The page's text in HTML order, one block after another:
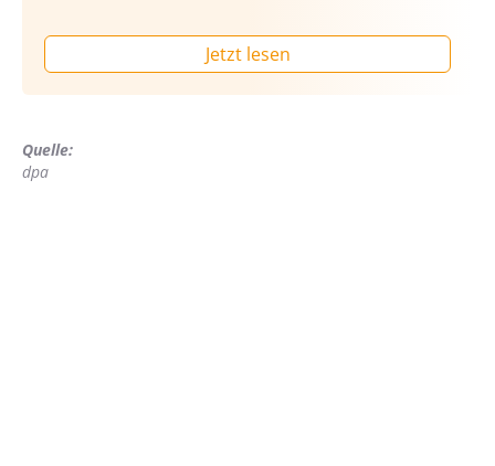
Jetzt lesen
Quelle:
dpa